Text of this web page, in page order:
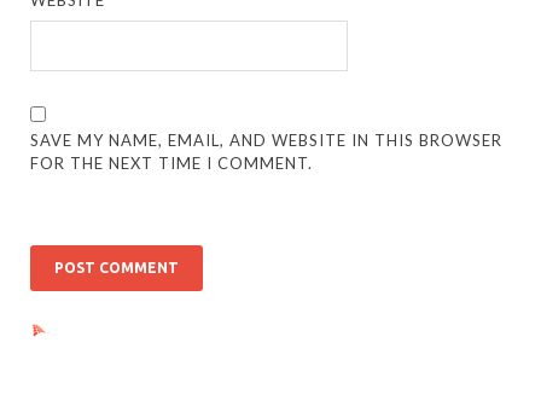
SAVE MY NAME, EMAIL, AND WEBSITE IN THIS BROWSER
FOR THE NEXT TIME I COMMENT.